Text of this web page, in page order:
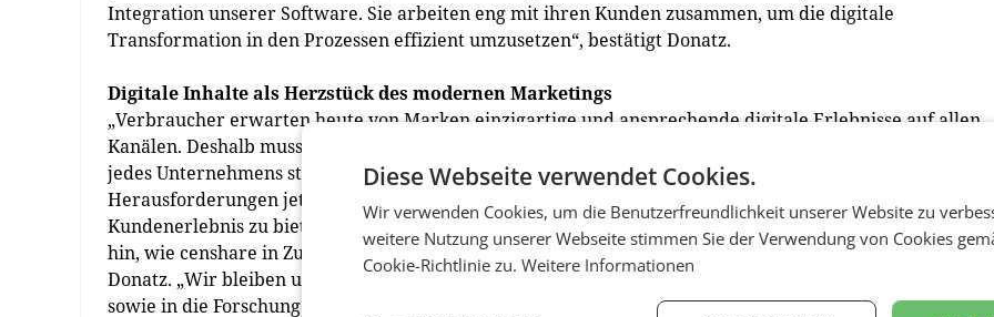
Integration unserer Software. Sie arbeiten eng mit ihren Kunden zusammen, um die digitale
Transformation in den Prozessen effizient umzusetzen“, bestätigt Donatz.
Digitale Inhalte als Herzstück des modernen Marketings
„Verbraucher erwarten heute von Marken einzigartige und ansprechende digitale Erlebnisse auf allen
Kanälen. Deshalb muss die Entwicklung hin zu einem datengesteuerten Unternehmen auf der Top-3-Liste
jedes Unternehmens stehen, das wettbewerbsfähig bleiben will. Unternehmen, die ihre Content-
Herausforderungen jetzt in Angriff nehmen, schaffen es, ein deutlich verbessertes Omnichannel-
Kundenerlebnis zu bieten“, ist Erlebach überzeugt. In Hinblick auf die nächsten 20 Jahre und auf die
hin, wie censhare in Zukunft gedenkt, den Adobes, Apples, Microsofts und Co. Parole zu bieten, erklärt
Donatz. „Wir bleiben unseren Werten treu und investieren weiter in die Spezialisierung unseres Teams
sowie in die Forschung und Entwicklung unserer Technologie. Auf diese Weise schaffen wir die
Diese Webseite verwendet Cookies.
Wir verwenden Cookies, um die Benutzerfreundlichkeit unserer Website zu
weitere Nutzung unserer Webseite stimmen Sie der Verwendung von Cookies
Cookie-Richtlinie zu. Weitere Informationen